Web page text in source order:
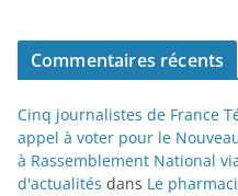
Commentaires récents
Cinq journalistes de France
appel à voter pour le
à Rassemblement National
d'actualités dans Le